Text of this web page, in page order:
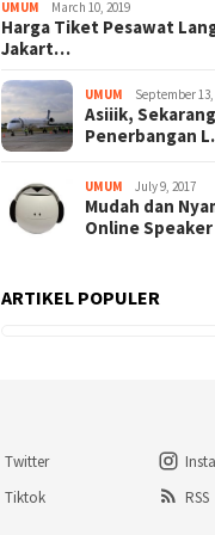
UMUM March 10, 2019
Harga Tiket Pesawat
Jakart…
UMUM September 13,
Asiiik,
Penerbangan
UMUM July 9, 2017
Mudah dan
Online
ARTIKEL POPULER
Twitter
Tiktok RSS